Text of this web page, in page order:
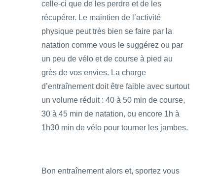
celle-ci que de les perdre et de les
récupérer. Le maintien de l’activité
physique peut très bien se faire par la
natation comme vous le suggérez ou par
un peu de vélo et de course à pied au
grès de vos envies. La charge
d’entraînement doit être faible avec surtout
un volume réduit : 40 à 50 min de course,
30 à 45 min de natation, ou encore 1h à
1h30 min de vélo pour tourner les jambes.
Bon entraînement alors et, sportez vous